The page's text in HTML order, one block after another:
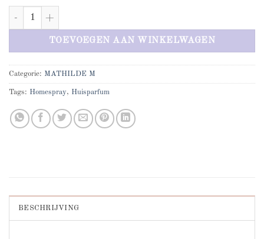
Mathilde M Fleur d'oranger aantal
TOEVOEGEN AAN WINKELWAGEN
Categorie: MATHILDE M
Tags: Homespray, Huisparfum
BESCHRIJVING